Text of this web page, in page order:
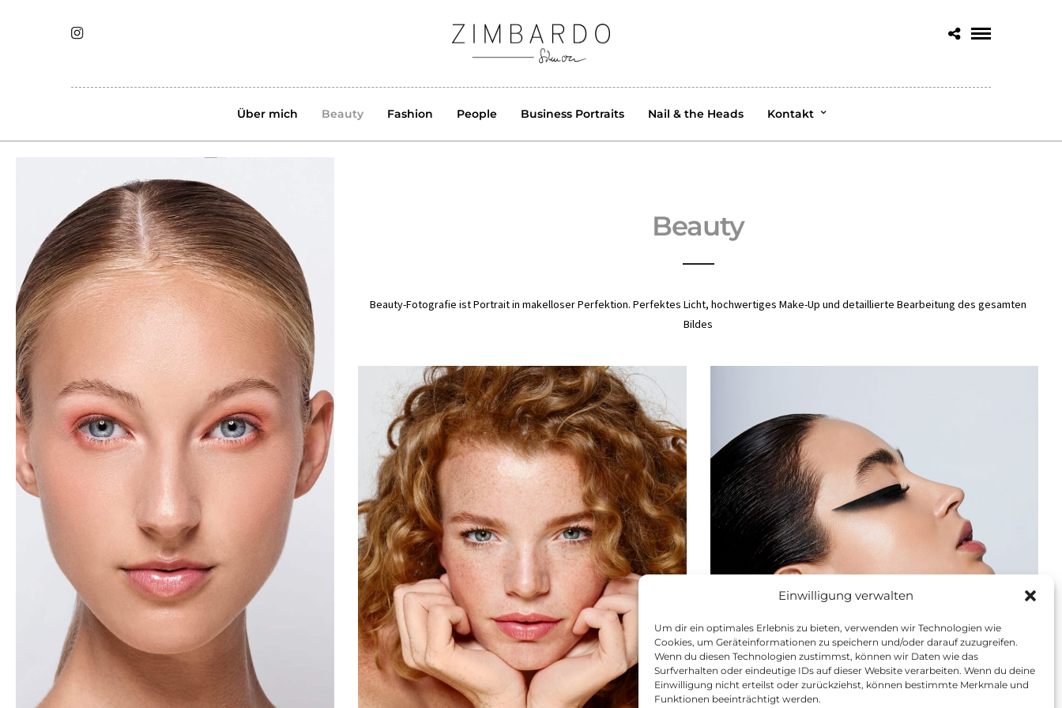
Einwilligung verwalten
Um dir ein optimales Erlebnis zu bieten, verwenden wir Technologien wie
Cookies, um Geräteinformationen zu speichern und/oder darauf zuzugreifen.
Wenn du diesen Technologien zustimmst, können wir Daten wie das
Surfverhalten oder eindeutige IDs auf dieser Website verarbeiten. Wenn du deine
Einwilligung nicht erteilst oder zurückziehst, können bestimmte Merkmale und
Funktionen beeinträchtigt werden.
Über mich Beauty Fashion People Business Portraits Nail & the Heads Kontakt
Beauty
Beauty-Fotografie ist Portrait in makelloser Perfektion. Perfektes Licht, hochwertiges Make-Up und detaillierte Bearbeitung des gesamten
Bildes